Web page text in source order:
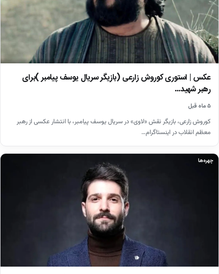
عکس | استوری کوروش زارعی (بازیگر سریال یوسف پیامبر )برای
رهبر شهید…
۵ ماه قبل
کوروش زارعی، بازیگر نقش «لاوی» در سریال یوسف پیامبر، با انتشار عکسی از رهبر
معظم انقلاب در اینستاگرام…
چهره‌ها